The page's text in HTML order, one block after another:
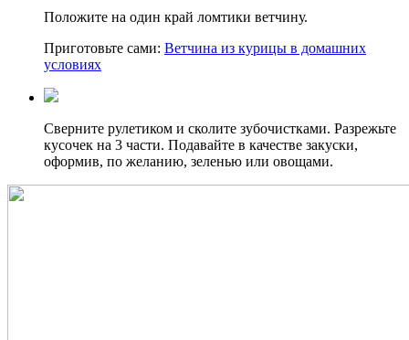
Положите на один край ломтики ветчину.
Приготовьте сами: Ветчина из курицы в домашних
условиях
Сверните рулетиком и сколите зубочистками. Разрежьте
кусочек на 3 части. Подавайте в качестве закуски,
оформив, по желанию, зеленью или овощами.